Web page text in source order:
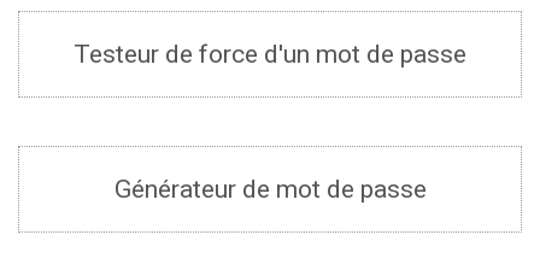
Testeur de force d'un mot de passe
Générateur de mot de passe